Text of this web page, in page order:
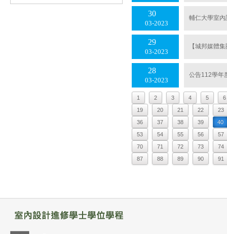
03 2023
30 輔仁大學室
03 2023
29 【城邦媒體
03 2023
28 公告112學年
1 2 3 4 5
6
19
20 21 22
23
36
37 38 39
40
53
54 55 56
57
70
71 72 73
74
87
88 89 90 91